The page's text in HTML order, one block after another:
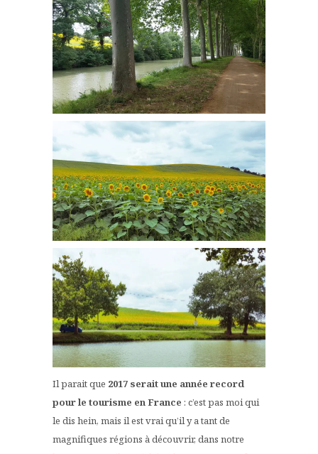
Il parait que 2017 serait une année record
pour le tourisme en France : c’est pas moi qui
le dis hein, mais il est vrai qu’il y a tant de
magnifiques régions à découvrir, dans notre